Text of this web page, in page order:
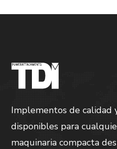
Implementos de calidad
disponibles para
maquinaria compacta